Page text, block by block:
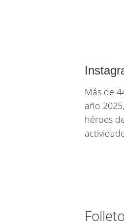
Más de
año
héroes